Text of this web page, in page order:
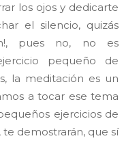
los ojos y dedicarte
el silencio, quizás
pues no, no es
pequeño de
la meditación es un
a tocar ese tema
ejercicios de
demostrarán, que sí